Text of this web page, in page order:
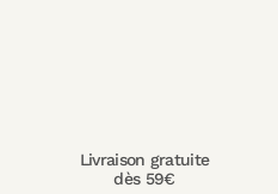
Livraison gratuite
dès 59€